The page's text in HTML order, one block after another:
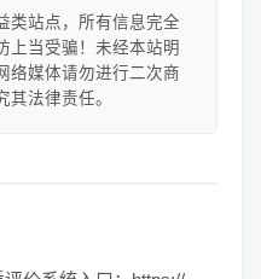
类站点，所有信息完全
上当受骗！未经本站明
络媒体请勿进行二次商
其法律责任。